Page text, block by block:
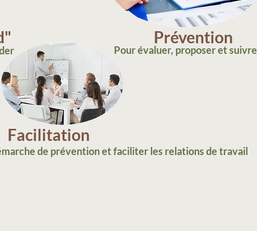
Prévention
Pour évaluer, proposer et suivre
Facilitation
de prévention et faciliter les relations de travail